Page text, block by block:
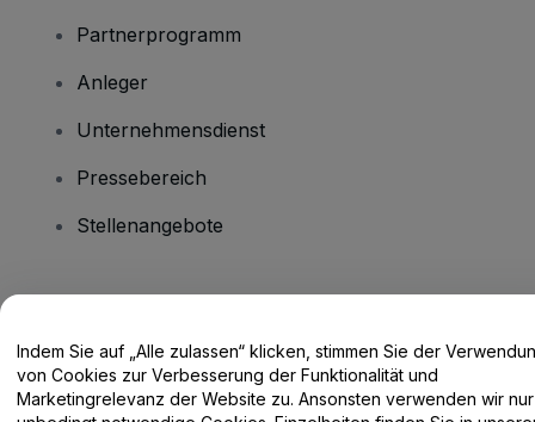
Partnerprogramm
Anleger
Unternehmensdienst
Pressebereich
Stellenangebote
Hilfe-Center / Kontakt
Indem Sie auf „Alle zulassen“ klicken, stimmen Sie der
von Cookies zur Verbesserung der Funktionalität und
Marketingrelevanz der Website zu. Ansonsten verwenden wir nur